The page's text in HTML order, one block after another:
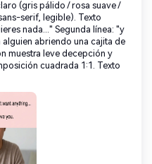
(gris pálido / rosa suave /
serif, legible). Texto
nada..." Segunda línea: "y
alguien abriendo una cajita de
muestra leve decepción y
cuadrada 1:1. Texto